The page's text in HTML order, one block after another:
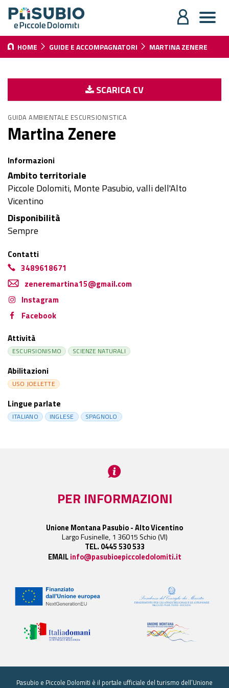
HOME GUIDE E ACCOMPAGNATORI MARTINA ZENERE
SCARICA CV
GUIDA AMBIENTALE ESCURSIONISTICA
Martina Zenere
Informazioni
Ambito territoriale
Piccole Dolomiti, Monte Pasubio, valli dell'Alto
Vicentino
Disponibilità
Sempre
Contatti
3489618671
zeneremartina15@gmail.com
Instagram
Facebook
Attività
ESCURSIONISMO SCIENZE NATURALI
Abilitazioni
USO JOELETTE
Lingue parlate
ITALIANO INGLESE SPAGNOLO
PER INFORMAZIONI
Unione Montana Pasubio - Alto Vicentino
Largo Fusinelle, 1 36015 Schio (VI)
TEL. 0445 530 533
EMAILinfo@pasubioepiccoledolomiti.it
Pasubio e Piccole Dolomiti è il portale ufficiale del turismo dell’Unione